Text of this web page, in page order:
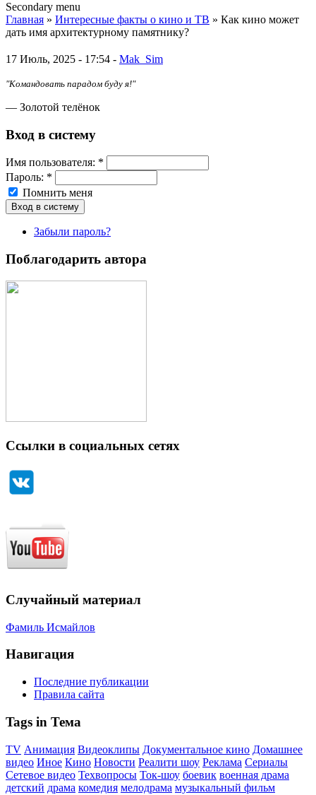
Secondary menu
Главная » Интересные факты о кино и ТВ » Как кино может
дать имя архитектурному памятнику?
17 Июль, 2025 - 17:54 - Mak_Sim
"Командовать парадом буду я!"
— Золотой телёнок
Вход в систему
Имя пoльзовaтeля: *
Пароль: *
Помнить меня
Забыли пароль?
Поблагодарить автора
Ссылки в социальных сетях
Случайный материал
Фамиль Исмайлов
Навигация
Последние публикации
Правила сайта
Tags in Тема
TV Анимация Видеоклипы Документальное кино Домашнее
видео Иное Кино Новости Реалити шоу Реклама Сериалы
Сетевое видео Техвопросы Ток-шоу боевик военная драма
детский драма комедия мелодрама музыкальный фильм